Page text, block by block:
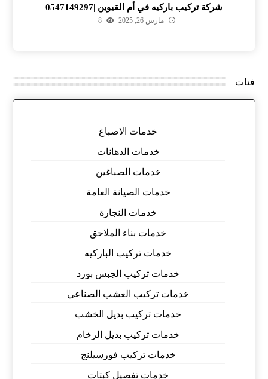
شركة تركيب باركيه في أم القيوين |0547149297
مارس 26, 2025 8
فئات
خدمات الاصباغ
خدمات الدهانات
خدمات الصباغين
خدمات الصيانة العامة
خدمات النجارة
خدمات بناء الملاحق
خدمات تركيب الباركيه
خدمات تركيب الجبس بورد
خدمات تركيب العشب الصناعي
خدمات تركيب بديل الخشب
خدمات تركيب بديل الرخام
خدمات تركيب فورسيلنج
خدمات تفصيل كبتات